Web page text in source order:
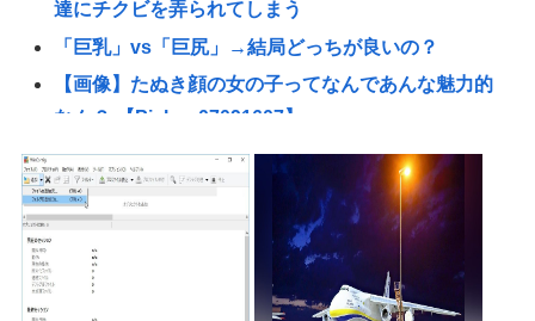
達にチクビを弄られてしまう
「巨乳」vs「巨尻」→結局どっちが良いの？
【画像】たぬき顔の女の子ってなんであんな魅力的
なん？ 【Pickup07091607】
【画像】橋本環奈さん、昔からビジュアルが完成さ
れすぎていたと話題にwww 【Pickup07091609】
自民党さん、障がい者福祉を切り捨てて財源捻出に
成功www
【悲報】男の趣味Tier表、ガチでヤバすぎるwww